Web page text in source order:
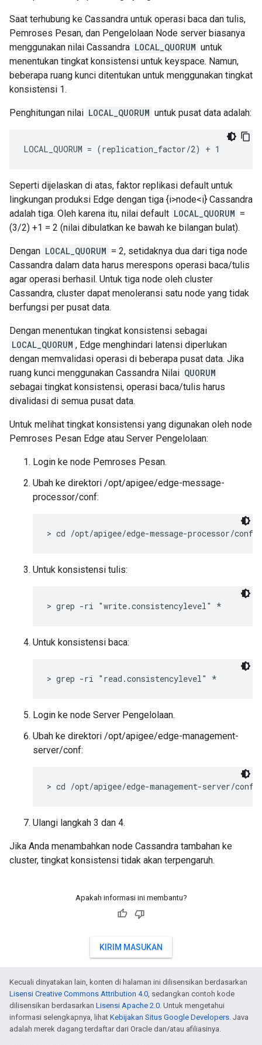
Saat terhubung ke Cassandra untuk operasi baca dan tulis,
Pemroses Pesan, dan Pengelolaan Node server biasanya
menggunakan nilai Cassandra LOCAL_QUORUM untuk
menentukan tingkat konsistensi untuk keyspace. Namun,
beberapa ruang kunci ditentukan untuk menggunakan tingkat
konsistensi 1.
Penghitungan nilai LOCAL_QUORUM untuk pusat data adalah:
LOCAL_QUORUM = (replication_factor/2) + 1
Seperti dijelaskan di atas, faktor replikasi default untuk
lingkungan produksi Edge dengan tiga {i>node<i} Cassandra
adalah tiga. Oleh karena itu, nilai default LOCAL_QUORUM =
(3/2) +1 = 2 (nilai dibulatkan ke bawah ke bilangan bulat).
Dengan LOCAL_QUORUM = 2, setidaknya dua dari tiga node
Cassandra dalam data harus merespons operasi baca/tulis
agar operasi berhasil. Untuk tiga node oleh cluster
Cassandra, cluster dapat menoleransi satu node yang tidak
berfungsi per pusat data.
Dengan menentukan tingkat konsistensi sebagai
LOCAL_QUORUM , Edge menghindari latensi diperlukan
dengan memvalidasi operasi di beberapa pusat data. Jika
ruang kunci menggunakan Cassandra Nilai QUORUM
sebagai tingkat konsistensi, operasi baca/tulis harus
divalidasi di semua pusat data.
Untuk melihat tingkat konsistensi yang digunakan oleh node
Pemroses Pesan Edge atau Server Pengelolaan:
Login ke node Pemroses Pesan.
Ubah ke direktori /opt/apigee/edge-message-
processor/conf:
> cd /opt/apigee/edge-message-processor/conf
Untuk konsistensi tulis:
> grep -ri "write.consistencylevel" *
Untuk konsistensi baca:
> grep -ri "read.consistencylevel" *
Login ke node Server Pengelolaan.
Ubah ke direktori /opt/apigee/edge-management-
server/conf:
> cd /opt/apigee/edge-management-server/conf
Ulangi langkah 3 dan 4.
Jika Anda menambahkan node Cassandra tambahan ke
cluster, tingkat konsistensi tidak akan terpengaruh.
Apakah informasi ini membantu?
KIRIM MASUKAN
Kecuali dinyatakan lain, konten di halaman ini dilisensikan berdasarkan
Lisensi Creative Commons Attribution 4.0, sedangkan contoh kode
dilisensikan berdasarkan Lisensi Apache 2.0. Untuk mengetahui
informasi selengkapnya, lihat Kebijakan Situs Google Developers. Java
adalah merek dagang terdaftar dari Oracle dan/atau afiliasinya.